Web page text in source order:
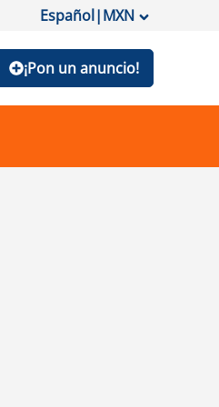
Español|MXN
¡Pon un anuncio!